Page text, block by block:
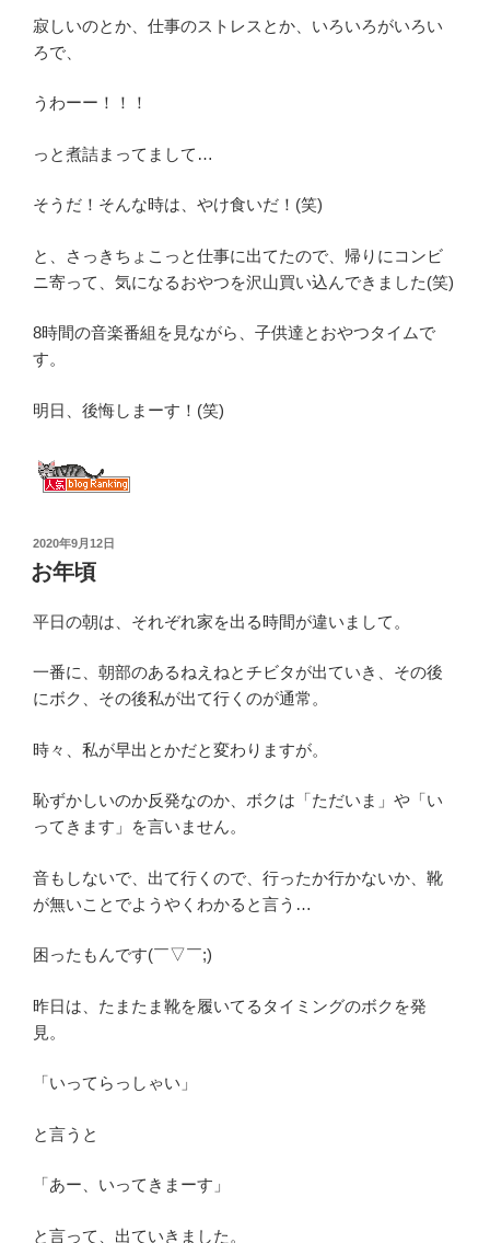
寂しいのとか、仕事のストレスとか、いろいろがいろい
ろで、
うわーー！！！
っと煮詰まってまして…
そうだ！そんな時は、やけ食いだ！(笑)
と、さっきちょこっと仕事に出てたので、帰りにコンビ
ニ寄って、気になるおやつを沢山買い込んできました(笑)
8時間の音楽番組を見ながら、子供達とおやつタイムで
す。
明日、後悔しまーす！(笑)
投
稿
日:
2020年9月12日
お年頃
平日の朝は、それぞれ家を出る時間が違いまして。
一番に、朝部のあるねえねとチビタが出ていき、その後
にボク、その後私が出て行くのが通常。
時々、私が早出とかだと変わりますが。
恥ずかしいのか反発なのか、ボクは「ただいま」や「い
ってきます」を言いません。
音もしないで、出て行くので、行ったか行かないか、靴
が無いことでようやくわかると言う…
困ったもんです(￣▽￣;)
昨日は、たまたま靴を履いてるタイミングのボクを発
見。
「いってらっしゃい」
と言うと
「あー、いってきまーす」
と言って、出ていきました。